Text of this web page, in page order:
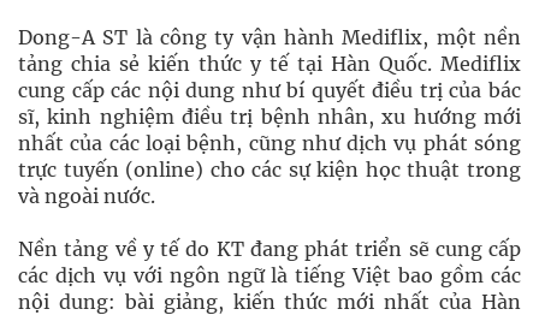
Dong-A ST là công ty vận hành Mediflix, một nền
tảng chia sẻ kiến thức y tế tại Hàn Quốc. Mediflix
cung cấp các nội dung như bí quyết điều trị của bác
sĩ, kinh nghiệm điều trị bệnh nhân, xu hướng mới
nhất của các loại bệnh, cũng như dịch vụ phát sóng
trực tuyến (online) cho các sự kiện học thuật trong
và ngoài nước.
Nền tảng về y tế do KT đang phát triển sẽ cung cấp
các dịch vụ với ngôn ngữ là tiếng Việt bao gồm các
nội dung: bài giảng, kiến thức mới nhất của Hàn